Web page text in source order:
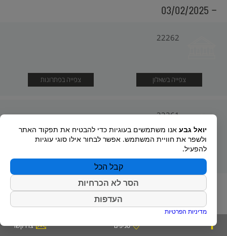
- 03/02/2025
22262
צפייה בשאלון צפייה בפתרונות
22261
צפייה בשאלון צפייה בפתרונות
סניפים צרו קשר
יואל גבע אנו משתמשים בעוגיות כדי להבטיח את תפקוד האתר
ולשפר את חוויית המשתמש. אפשר לבחור אילו סוגי עוגיות
להפעיל.
קבל הכל
הסר לא הכרחיות
העדפות
מדיניות הפרטיות